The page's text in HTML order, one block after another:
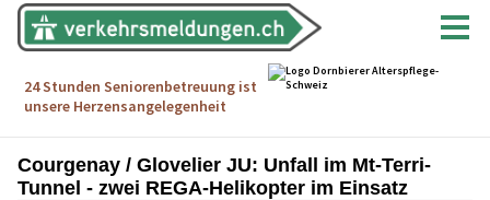
Courgenay / Glovelier JU: Unfall im Mt-Terri-
Tunnel - zwei REGA-Helikopter im Einsatz